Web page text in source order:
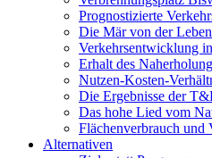
Prognostizierte
Die Mär von der
Verkehrsentwicklung
Erhalt des
Nutzen-Kosten-
Die Ergebnisse der
Das hohe Lied vom
Flächenverbrauch und
Alternativen